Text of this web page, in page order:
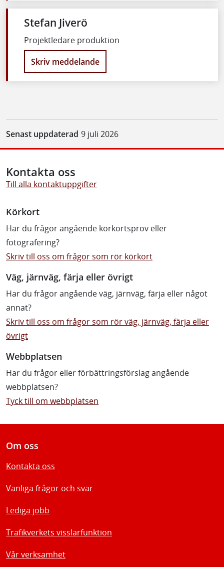
Stefan Jiverö
Projektledare produktion
Skriv meddelande
Senast uppdaterad 9 juli 2026
Kontakta oss
Till alla kontaktuppgifter
Körkort
Har du frågor angående körkortsprov eller
fotografering?
Skriv till oss om frågor som rör körkort
Väg, järnväg, färja eller övrigt
Har du frågor angående väg, järnväg, färja eller något
annat?
Skriv till oss om frågor som rör väg, järnväg, färja eller
övrigt
Webbplatsen
Har du frågor eller förbättringsförslag angående
webbplatsen?
Tyck till om webbplatsen
Om oss
Kontakta oss
Vanliga frågor och svar
Lediga jobb
Trafikverkets visslarfunktion
Vår verksamhet